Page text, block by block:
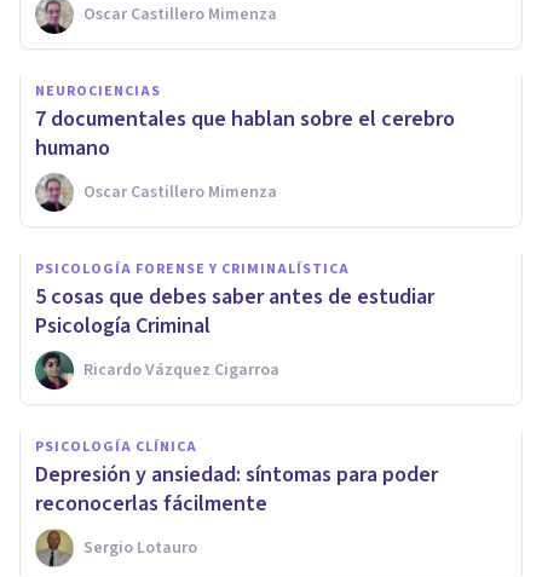
Oscar Castillero Mimenza
NEUROCIENCIAS
7 documentales que hablan sobre el cerebro
humano
Oscar Castillero Mimenza
PSICOLOGÍA FORENSE Y CRIMINALÍSTICA
​5 cosas que debes saber antes de estudiar
Psicología Criminal
Ricardo Vázquez Cigarroa
PSICOLOGÍA CLÍNICA
​Depresión y ansiedad: síntomas para poder
reconocerlas fácilmente
Sergio Lotauro